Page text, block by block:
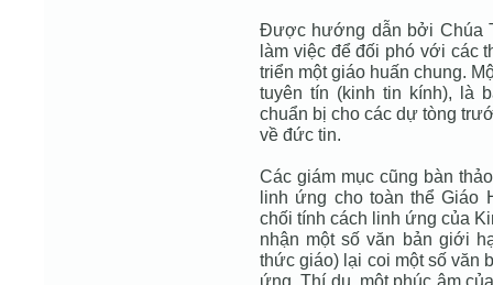
Ðược hướng dẫn bởi Chúa
làm việc để đối phó với các
triển một giáo huấn chung.
tuyên tín (kinh tin kính), là
chuẩn bị cho các dự tòng
về đức tin.
Các giám mục cũng bàn
linh ứng cho toàn thể
chối tính cách linh ứng của
nhận một số văn bản giới
thức giáo) lại coi một số văn
ứng. Thí dụ, một phúc âm